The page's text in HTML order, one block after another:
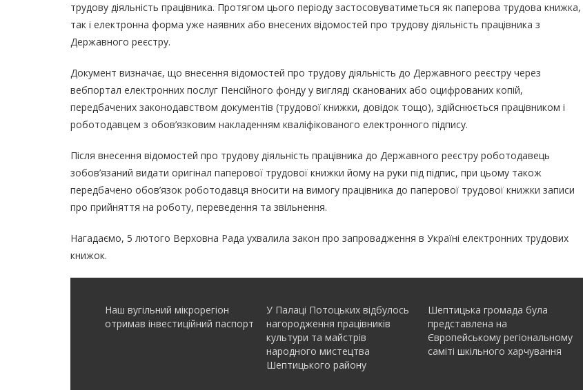
трудову діяльність працівника. Протягом цього періоду застосовуватиметься як паперова трудова книжка,
так і електронна форма уже наявних або внесених відомостей про трудову діяльність працівника з
Державного реєстру.
Документ визначає, що внесення відомостей про трудову діяльність до Державного реєстру через
вебпортал електронних послуг Пенсійного фонду у вигляді сканованих або оцифрованих копій,
передбачених законодавством документів (трудової книжки, довідок тощо), здійснюється працівником і
роботодавцем з обов’язковим накладенням кваліфікованого електронного підпису.
Після внесення відомостей про трудову діяльність працівника до Державного реєстру роботодавець
зобов’язаний видати оригінал паперової трудової книжки йому на руки під підпис, при цьому також
передбачено обов’язок роботодавця вносити на вимогу працівника до паперової трудової книжки записи
про прийняття на роботу, переведення та звільнення.
Нагадаємо, 5 лютого Верховна Рада ухвалила закон про запровадження в Україні електронних трудових
книжок.
Наш вугільний мікрорегіон
отримав інвеcтиційний паспорт
У Палаці Потоцьких відбулось
нагородження працівників
культури та майстрів
народного мистецтва
Шептицького району
Шептицька громада була
представлена на
Європейському регіональному
саміті шкільного харчування